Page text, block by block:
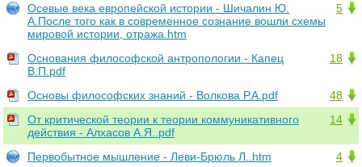
5
Осевые века европейской истории - Шичалин Ю.
А.После того как в современное сознание вошли схемы
мировой истории, отража.htm
18
Основания философской антропологии - Капец
В.П.pdf
48
Основы философских знаний - Волкова Р.А.pdf
14
От критической теории к теории коммуникативного
действия - Алхасов А.Я..pdf
4
Первобытное мышление - Леви-Брюль Л..htm